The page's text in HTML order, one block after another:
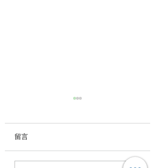
長青夥伴們隨著音樂緩緩流
慢舞出優雅，也慢舞出生命
的光彩。 每一次舞動， 都
留言